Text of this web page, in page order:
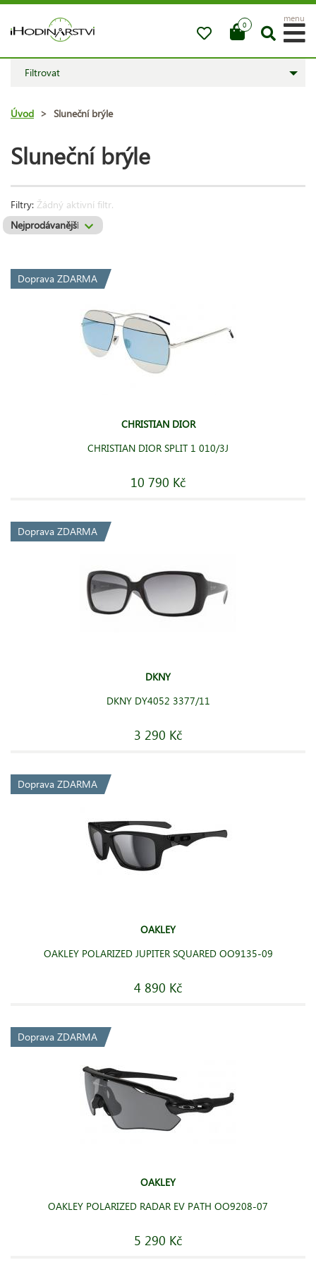
0
menu
Filtrovat
Úvod > Sluneční brýle
Sluneční brýle
Filtry: Žádný aktivní filtr.
Doprava ZDARMA
CHRISTIAN DIOR
CHRISTIAN DIOR SPLIT 1 010/3J
10 790 Kč
Doprava ZDARMA
DKNY
DKNY DY4052 3377/11
3 290 Kč
Doprava ZDARMA
OAKLEY
OAKLEY POLARIZED JUPITER SQUARED OO9135-09
4 890 Kč
Doprava ZDARMA
OAKLEY
OAKLEY POLARIZED RADAR EV PATH OO9208-07
5 290 Kč